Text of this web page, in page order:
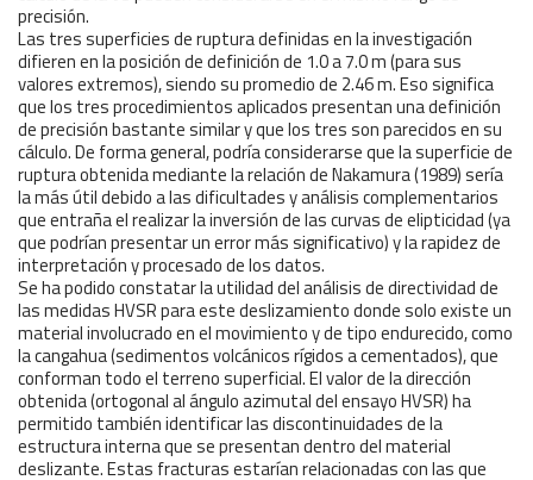
precisión.
Las tres superficies de ruptura definidas en la investigación
difieren en la posición de definición de 1.0 a 7.0 m (para sus
valores extremos), siendo su promedio de 2.46 m. Eso significa
que los tres procedimientos aplicados presentan una definición
de precisión bastante similar y que los tres son parecidos en su
cálculo. De forma general, podría considerarse que la superficie de
ruptura obtenida mediante la relación de Nakamura (1989) sería
la más útil debido a las dificultades y análisis complementarios
que entraña el realizar la inversión de las curvas de elipticidad (ya
que podrían presentar un error más significativo) y la rapidez de
interpretación y procesado de los datos.
Se ha podido constatar la utilidad del análisis de directividad de
las medidas HVSR para este deslizamiento donde solo existe un
material involucrado en el movimiento y de tipo endurecido, como
la cangahua (sedimentos volcánicos rígidos a cementados), que
conforman todo el terreno superficial. El valor de la dirección
obtenida (ortogonal al ángulo azimutal del ensayo HVSR) ha
permitido también identificar las discontinuidades de la
estructura interna que se presentan dentro del material
deslizante. Estas fracturas estarían relacionadas con las que